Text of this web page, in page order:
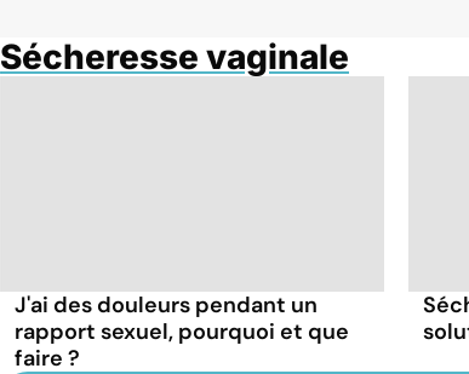
Sécheresse vaginale
J'ai des douleurs pendant un
rapport sexuel, pourquoi et que
faire ?